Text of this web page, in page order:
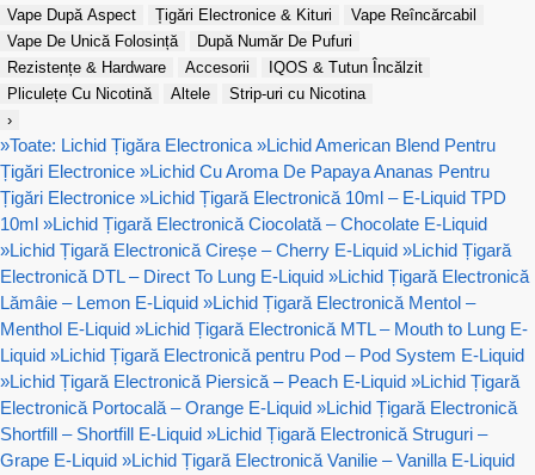
Vape După Aspect
Țigări Electronice & Kituri
Vape Reîncărcabil
Vape De Unică Folosință
După Număr De Pufuri
Rezistențe & Hardware
Accesorii
IQOS & Tutun Încălzit
Pliculețe Cu Nicotină
Altele
Strip-uri cu Nicotina
›
»Toate: Lichid Țigăra Electronica »Lichid American Blend Pentru
Țigări Electronice »Lichid Cu Aroma De Papaya Ananas Pentru
Țigări Electronice »Lichid Țigară Electronică 10ml – E-Liquid TPD
10ml »Lichid Țigară Electronică Ciocolată – Chocolate E-Liquid
»Lichid Țigară Electronică Cireșe – Cherry E-Liquid »Lichid Țigară
Electronică DTL – Direct To Lung E-Liquid »Lichid Țigară Electronică
Lămâie – Lemon E-Liquid »Lichid Țigară Electronică Mentol –
Menthol E-Liquid »Lichid Țigară Electronică MTL – Mouth to Lung E-
Liquid »Lichid Țigară Electronică pentru Pod – Pod System E-Liquid
»Lichid Țigară Electronică Piersică – Peach E-Liquid »Lichid Țigară
Electronică Portocală – Orange E-Liquid »Lichid Țigară Electronică
Shortfill – Shortfill E-Liquid »Lichid Țigară Electronică Struguri –
Grape E-Liquid »Lichid Țigară Electronică Vanilie – Vanilla E-Liquid